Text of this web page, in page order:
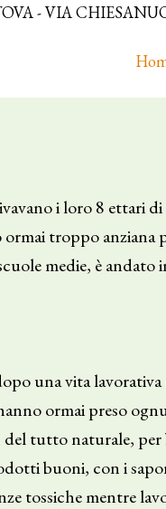
- VIA
i loro 8 ettari
troppo anziana
medie, è andato
una vita
ormai preso
tutto naturale,
buoni, con i
tossiche mentre